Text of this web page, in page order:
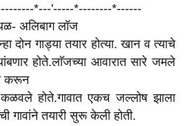
*---'-----*--------*------
अलिबाग लॉज
दोन गाड्या तयार होत्या. खान व त्याचे
होते.लाॅजच्या आवारात सारे जमले
करून
होते.गावात एकच जल्लोष झाला
गावांने तयारी सुरू केली होती.